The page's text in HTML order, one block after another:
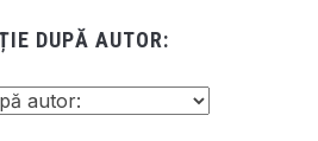
DUPĂ AUTOR: